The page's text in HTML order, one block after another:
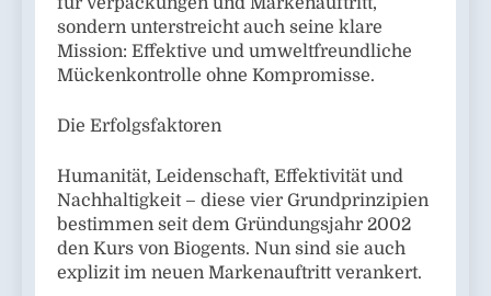
sondern unterstreicht auch seine klare
Mission: Effektive und umweltfreundliche
Mückenkontrolle ohne Kompromisse.
Die Erfolgsfaktoren
Humanität, Leidenschaft, Effektivität und
Nachhaltigkeit – diese vier Grundprinzipien
bestimmen seit dem Gründungsjahr 2002
den Kurs von Biogents. Nun sind sie auch
explizit im neuen Markenauftritt verankert.